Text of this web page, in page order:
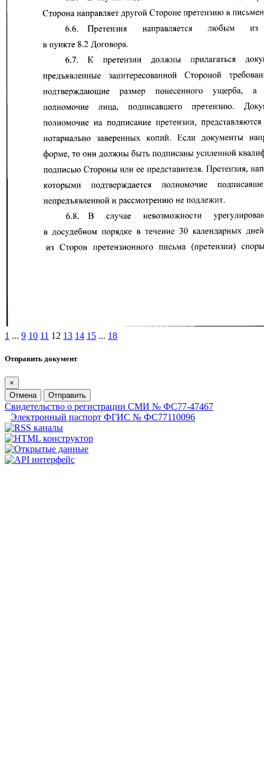
1 ... 9 10 11 12 13 14 15 ... 18
Отправить документ
×
Отмена
Отправить
Свидетельство о регистрации СМИ № ФС77-47467
Электронный паспорт ФГИС № ФС77110096